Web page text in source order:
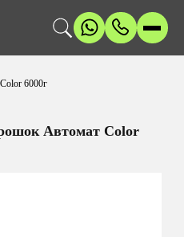
6000г
Автомат Color